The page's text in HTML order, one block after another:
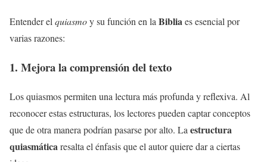
Entender el quiasmoy su función en la Bibliaes esencial por
varias razones:
1. Mejora la comprensión del texto
Los quiasmos permiten una lectura más profunda y reflexiva. Al
reconocer estas estructuras, los lectores pueden captar conceptos
que de otra manera podrían pasarse por alto. La estructura
quiasmática resalta el énfasis que el autor quiere dar a ciertas